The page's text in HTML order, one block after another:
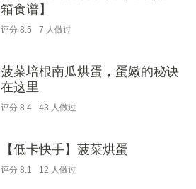
箱食谱】
评分 8.5 7 人做过
菠菜培根南瓜烘蛋，蛋嫩的秘诀
在这里
评分 8.4 43 人做过
【低卡快手】菠菜烘蛋
评分 8.1 12 人做过